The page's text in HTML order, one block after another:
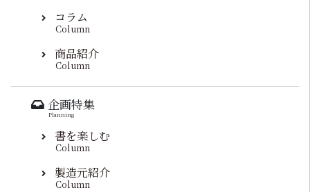
コラム
Column
商品紹介
Column
企画特集
Planning
書を楽しむ
Column
製造元紹介
Column